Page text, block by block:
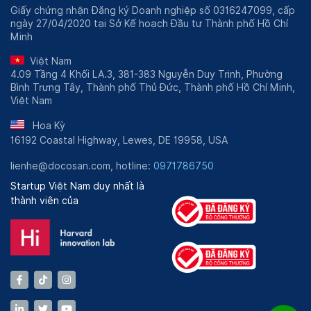
Giấy chứng nhận Đăng ký Doanh nghiệp số 0316247099, cấp
ngày 27/04/2020 tại Sở Kế hoạch Đầu tư Thành phố Hồ Chí
Minh
Việt Nam
4.09 Tầng 4 Khối LA.3, 381-383 Nguyễn Duy Trinh, Phường
Bình Trưng Tây, Thành phố Thủ Đức, Thành phố Hồ Chí Minh,
Việt Nam
Hoa Kỳ
16192 Coastal Highway, Lewes, DE 19958, USA
lienhe@docosan.com, hotline: 0971786750
Startup Việt Nam duy nhất là
thành viên của